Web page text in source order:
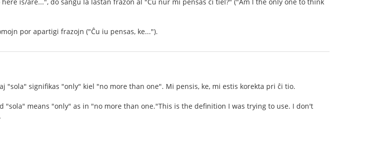
por apartigi frazojn ("Ĉu iu pensas, ke...").
"sola" signifikas "only" kiel "no more than one". Mi pensis, ke, mi estis korekta pri ĉi tio.
"sola" means "only" as in "no more than one."This is the definition I was trying to use. I don't